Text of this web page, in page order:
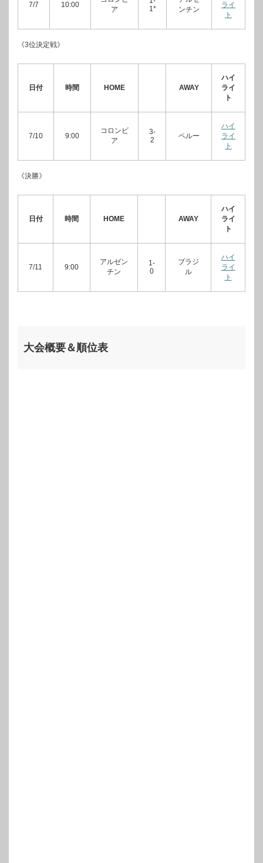
7/7 10:00
ア
1*
ンチン
ライ
ト
《3位決定戦》
日付 時間 HOME AWAY
ハイ
ライ
ト
7/10 9:00
コロンビ
ア
3-
2
ペルー
ハイ
ライ
ト
《決勝》
日付 時間 HOME AWAY
ハイ
ライ
ト
7/11 9:00
アルゼン
チン
1-
0
ブラジ
ル
ハイ
ライ
ト
大会概要＆順位表